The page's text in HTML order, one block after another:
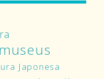
Japonesa